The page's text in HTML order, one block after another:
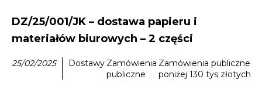
DZ/25/001/JK – dostawa papieru i
materiałów biurowych – 2 części
25/02/2025 Dostawy Zamówienia
publiczne
Zamówienia publiczne
poniżej 130 tys złotych